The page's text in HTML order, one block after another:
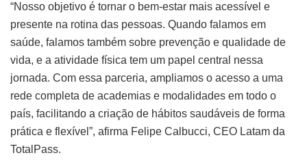
“Nosso objetivo é tornar o bem-estar mais acessível e
presente na rotina das pessoas. Quando falamos em
saúde, falamos também sobre prevenção e qualidade de
vida, e a atividade física tem um papel central nessa
jornada. Com essa parceria, ampliamos o acesso a uma
rede completa de academias e modalidades em todo o
país, facilitando a criação de hábitos saudáveis de forma
prática e flexível”, afirma Felipe Calbucci, CEO Latam da
TotalPass.